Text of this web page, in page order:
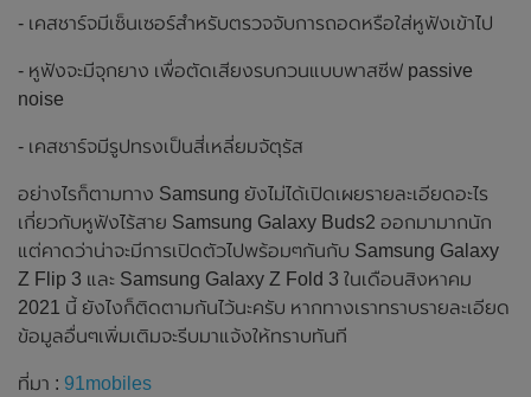
- เคสชาร์จมีเซ็นเซอร์สำหรับตรวจจับการถอดหรือใส่หูฟังเข้าไป
- หูฟังจะมีจุกยาง เพื่อตัดเสียงรบกวนแบบพาสซีฟ passive
noise
- เคสชาร์จมีรูปทรงเป็นสี่เหลี่ยมจัตุรัส
อย่างไรก็ตามทาง Samsung ยังไม่ได้เปิดเผยรายละเอียดอะไร
เกี่ยวกับหูฟังไร้สาย Samsung Galaxy Buds2 ออกมามากนัก
แต่คาดว่าน่าจะมีการเปิดตัวไปพร้อมๆกันกับ Samsung Galaxy
Z Flip 3 และ Samsung Galaxy Z Fold 3 ในเดือนสิงหาคม
2021 นี้ ยังไงก็ติดตามกันไว้นะครับ หากทางเราทราบรายละเอียด
ข้อมูลอื่นๆเพิ่มเติมจะรีบมาแจ้งให้ทราบทันที
ที่มา : 91mobiles